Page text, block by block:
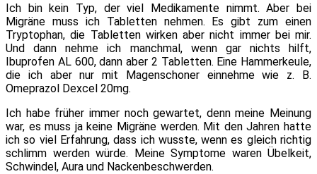
Ich bin kein Typ, der viel Medikamente nimmt. Aber bei
Migräne muss ich Tabletten nehmen. Es gibt zum einen
Tryptophan, die Tabletten wirken aber nicht immer bei mir.
Und dann nehme ich manchmal, wenn gar nichts hilft,
Ibuprofen AL 600, dann aber 2 Tabletten. Eine Hammerkeule,
die ich aber nur mit Magenschoner einnehme wie z. B.
Omeprazol Dexcel 20mg.
Ich habe früher immer noch gewartet, denn meine Meinung
war, es muss ja keine Migräne werden. Mit den Jahren hatte
ich so viel Erfahrung, dass ich wusste, wenn es gleich richtig
schlimm werden würde. Meine Symptome waren Übelkeit,
Schwindel, Aura und Nackenbeschwerden.